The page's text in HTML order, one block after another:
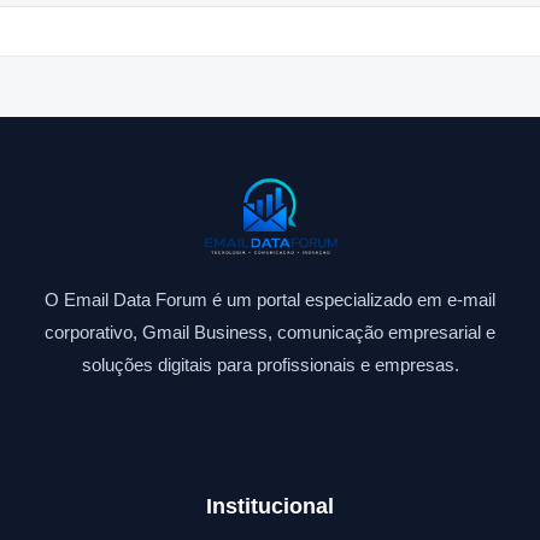
O Email Data Forum é um portal especializado em e-mail
corporativo, Gmail Business, comunicação empresarial e
soluções digitais para profissionais e empresas.
Institucional